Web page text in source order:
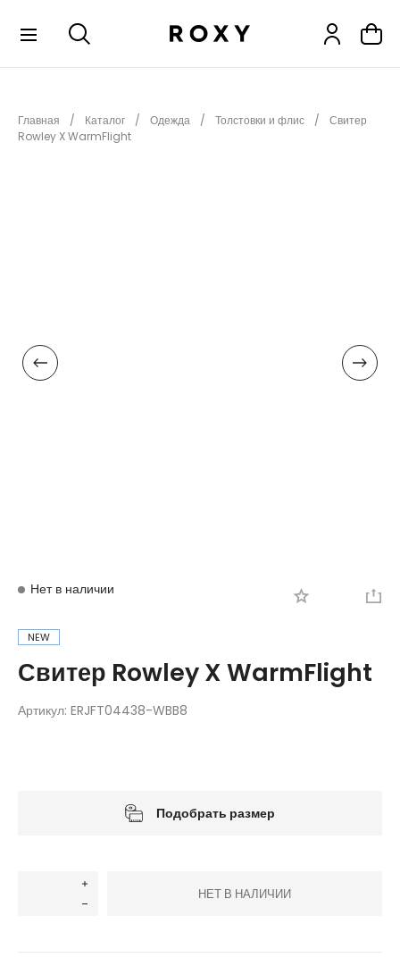
НОВИНКИ
АКСЕССУАРЫ
Главная Каталог Одежда Толстовки и флис
Свитер
Rowley X WarmFlight
Нет в наличии
NEW
Свитер Rowley X WarmFlight
Артикул: ERJFT04438-WBB8
Подобрать размер
НЕТ В НАЛИЧИИ